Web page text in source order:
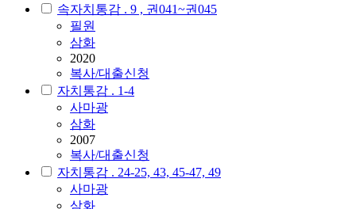
속자치통감 . 9 , 권041~권045
필원
삼화
2020
복사/대출신청
자치통감 . 1-4
사마광
삼화
2007
복사/대출신청
자치통감 . 24-25, 43, 45-47, 49
사마광
삼화